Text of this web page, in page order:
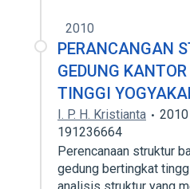
2010
PERANCANGAN
GEDUNG
TINGGI
I. P. H. Kristianta 2010
191236664
Perencanaan struktur
gedung bertingkat